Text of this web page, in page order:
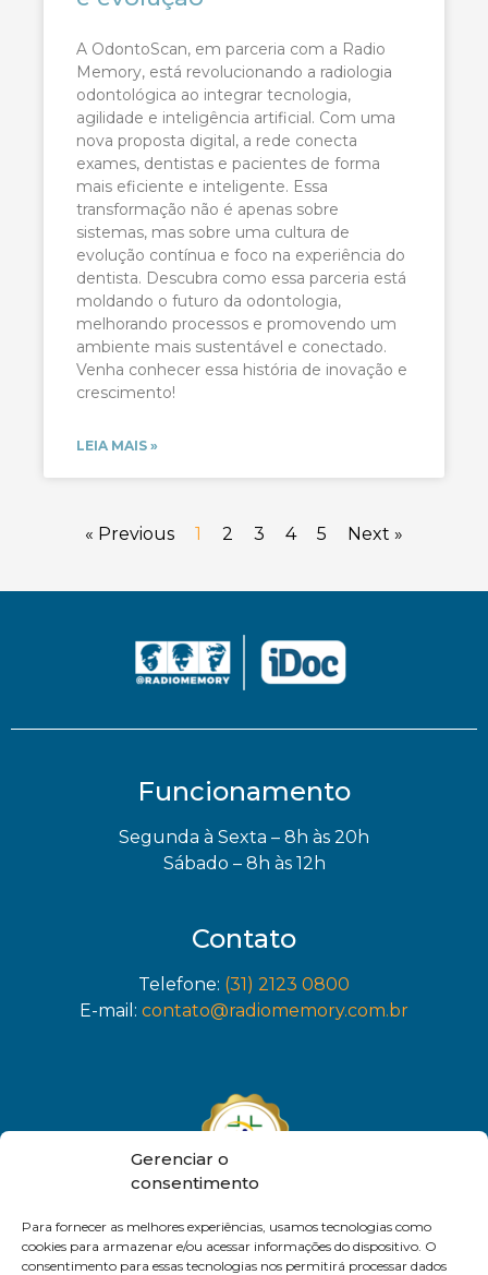
Gerenciar o
consentimento
Para fornecer as melhores experiências, usamos tecnologias como
cookies para armazenar e/ou acessar informações do dispositivo. O
consentimento para essas tecnologias nos permitirá processar dados
A OdontoScan, em parceria com a Radio
Memory, está revolucionando a radiologia
odontológica ao integrar tecnologia,
agilidade e inteligência artificial. Com uma
nova proposta digital, a rede conecta
exames, dentistas e pacientes de forma
mais eficiente e inteligente. Essa
transformação não é apenas sobre
sistemas, mas sobre uma cultura de
evolução contínua e foco na experiência do
dentista. Descubra como essa parceria está
moldando o futuro da odontologia,
melhorando processos e promovendo um
ambiente mais sustentável e conectado.
Venha conhecer essa história de inovação e
crescimento!
LEIA MAIS »
« Previous 1 2 3 4 5 Next »
Funcionamento
Segunda à Sexta – 8h às 20h
Sábado – 8h às 12h
Contato
Telefone: (31) 2123 0800
E-mail: contato@radiomemory.com.br